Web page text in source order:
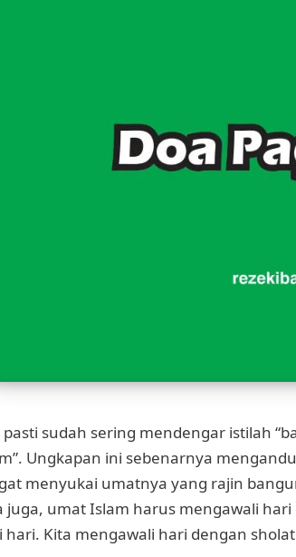
pasti sudah sering mendengar istilah
Ungkapan ini sebenarnya
menyukai umatnya yang rajin
juga, umat Islam harus mengawali
hari. Kita mengawali hari dengan